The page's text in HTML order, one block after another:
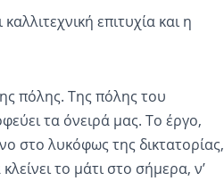
επιτυχία και η
πόλης. Της πόλης του
τα όνειρά μας. Το έργο,
στο λυκόφως της δικτατορίας,
το μάτι στο σήμερα, ν’